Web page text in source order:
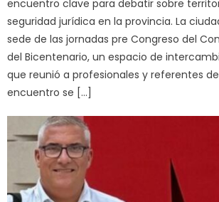
encuentro clave para debatir sobre
seguridad jurídica en la provincia. La
sede de las jornadas pre Congreso del
del Bicentenario, un espacio de
que reunió a profesionales y referentes
encuentro se […]